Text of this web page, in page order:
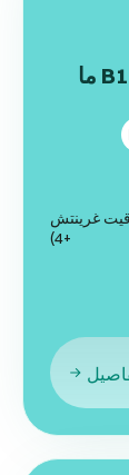
مجموعة ما بعد المدرسة الألمانية B1.1 ما
غرينتش
+4)